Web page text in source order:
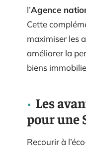
l’Agence
Cette
maximiser les
améliorer la
biens
Les
pour une
Recourir à